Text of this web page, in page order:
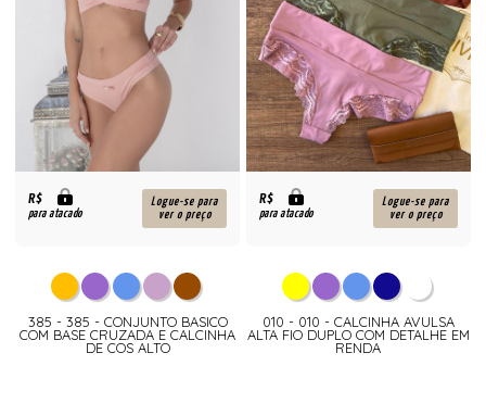
R$
para atacado
Logue-se para
ver o preço
385 - 385 - CONJUNTO BASICO
COM BASE CRUZADA E CALCINHA
DE COS ALTO
R$
para atacado
Logue-se para
ver o preço
010 - 010 - CALCINHA AVULSA
ALTA FIO DUPLO COM DETALHE EM
RENDA